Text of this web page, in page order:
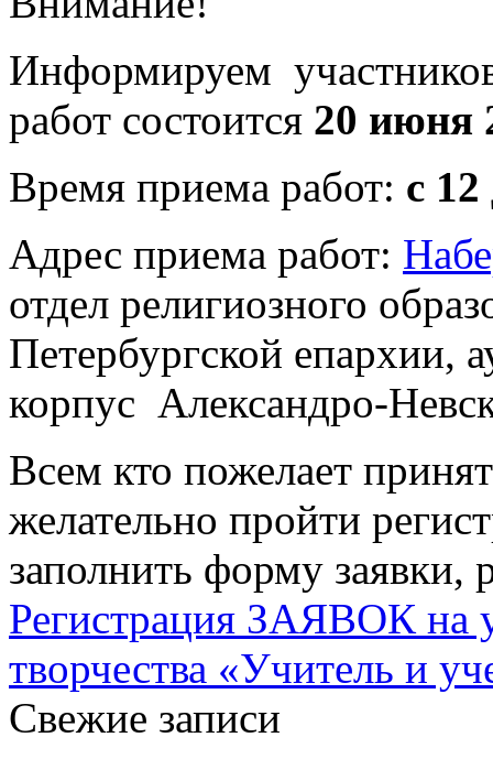
Информируем
работ состоится 20 июня
Время приема работ: с
Адрес приема работ:
отдел религиозного
Петербургской епархии,
корпус Александро-
Всем кто пожелает
желательно пройти
заполнить форму
Регистрация ЗАЯВОК на
творчества «Учитель и
Свежие записи